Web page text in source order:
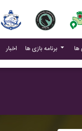
اخبار(current) برنامه بازی ها